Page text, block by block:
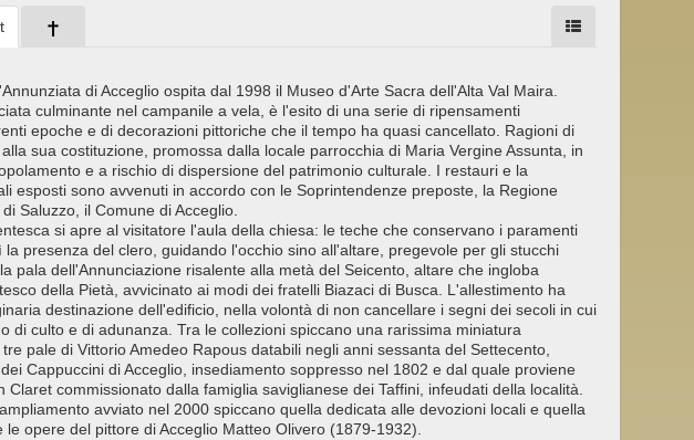
di Acceglio ospita dal 1998 il Museo d'Arte Sacra dell'Alta Val Maira.
culminante nel campanile a vela, è l'esito di una serie di ripensamenti
epoche e di decorazioni pittoriche che il tempo ha quasi cancellato. Ragioni di
sua costituzione, promossa dalla locale parrocchia di Maria Vergine Assunta, in
e a rischio di dispersione del patrimonio culturale. I restauri e la
esposti sono avvenuti in accordo con le Soprintendenze preposte, la Regione
Saluzzo, il Comune di Acceglio.
si apre al visitatore l'aula della chiesa: le teche che conservano i paramenti
la presenza del clero, guidando l'occhio sino all'altare, pregevole per gli stucchi
pala dell'Annunciazione risalente alla metà del Seicento, altare che ingloba
della Pietà, avvicinato ai modi dei fratelli Biazaci di Busca. L'allestimento ha
destinazione dell'edificio, nella volontà di non cancellare i segni dei secoli in cui
di culto e di adunanza. Tra le collezioni spiccano una rarissima miniatura
pale di Vittorio Amedeo Rapous databili negli anni sessanta del Settecento,
Cappuccini di Acceglio, insediamento soppresso nel 1802 e dal quale proviene
Claret commissionato dalla famiglia saviglianese dei Taffini, infeudati della località.
avviato nel 2000 spiccano quella dedicata alle devozioni locali e quella
le opere del pittore di Acceglio Matteo Olivero (1879-1932).